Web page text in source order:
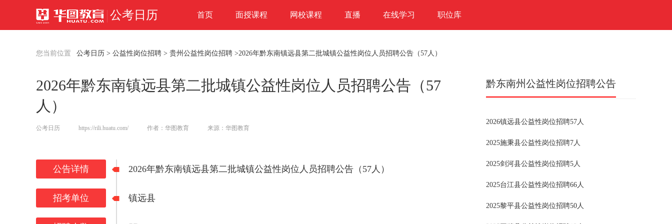
公考日历 首页 面授课程 网校课程 直播 在线学习 职位库
您当前位置 公考日历 > 公益性岗位招聘 > 贵州公益性岗位招聘 >2026年黔东南镇远县第二批城镇公益性岗位人员招聘公告（57人）
2026年黔东南镇远县第二批城镇公益性岗位人员招聘公告（57
人）
公考日历 https://rili.huatu.com/ 作者：华图教育 来源：华图教育
公告详情
招考单位
2026年黔东南镇远县第二批城镇公益性岗位人员招聘公告（57人）
镇远县
黔东南州公益性岗位招聘公告
2026镇远县公益性岗位招聘57人
2025施秉县公益性岗位招聘7人
2025剑河县公益性岗位招聘5人
2025台江县公益性岗位招聘66人
2025黎平县公益性岗位招聘50人